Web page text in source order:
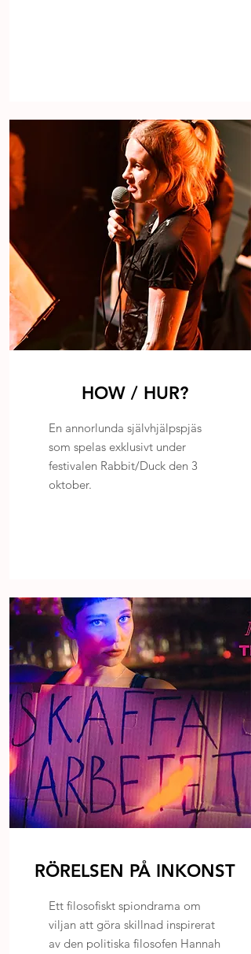
HOW / HUR?
En annorlunda självhjälpspjäs
som spelas exklusivt under
festivalen Rabbit/Duck den 3
oktober.
RÖRELSEN PÅ INKONST
Ett filosofiskt spiondrama om
viljan att göra skillnad inspirerat
av den politiska filosofen Hannah